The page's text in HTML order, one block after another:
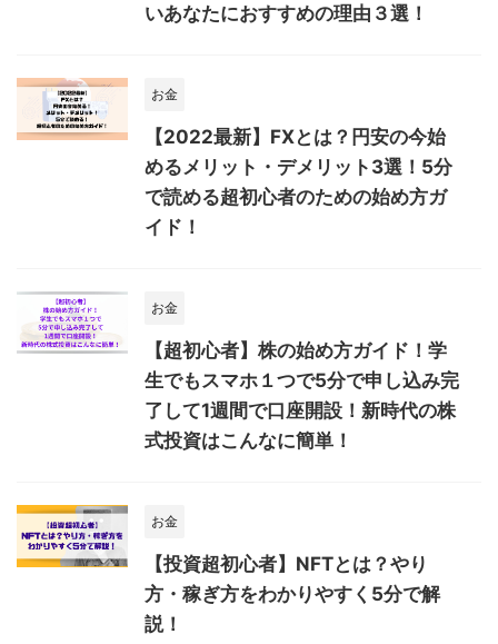
いあなたにおすすめの理由３選！
お金
【2022最新】FXとは？円安の今始
めるメリット・デメリット3選！5分
で読める超初心者のための始め方ガ
イド！
お金
【超初心者】株の始め方ガイド！学
生でもスマホ１つで5分で申し込み完
了して1週間で口座開設！新時代の株
式投資はこんなに簡単！
お金
【投資超初心者】NFTとは？やり
方・稼ぎ方をわかりやすく5分で解
説！